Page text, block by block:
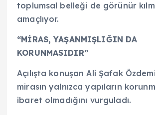
toplumsal belleği de görünür
amaçlıyor.
“MİRAS, YAŞANMIŞLIĞIN DA
KORUNMASIDIR”
Açılışta konuşan Ali Şafak
mirasın yalnızca yapıların
ibaret olmadığını vurguladı.